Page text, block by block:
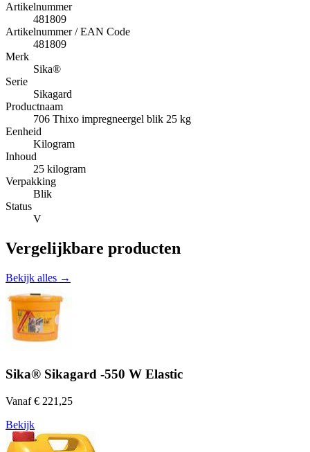
Artikelnummer
481809
Artikelnummer / EAN Code
481809
Merk
Sika®
Serie
Sikagard
Productnaam
706 Thixo impregneergel blik 25 kg
Eenheid
Kilogram
Inhoud
25 kilogram
Verpakking
Blik
Status
V
Vergelijkbare producten
Bekijk alles →
Sika® Sikagard -550 W Elastic
Vanaf € 221,25
Bekijk